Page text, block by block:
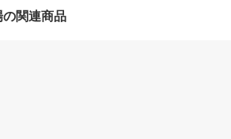
の関連商品